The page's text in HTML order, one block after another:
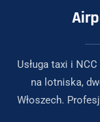
Usługa taxi i
na lotniska,
Włoszech.